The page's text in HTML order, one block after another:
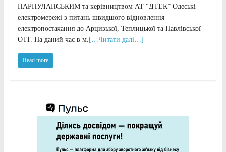
ПАРПУЛАНСЬКИМ та керівництвом АТ “ДТЕК” Одеські
електромережі з питань швидшого відновлення
електропостачання до Арцизької, Теплицької та Павлівської
ОТГ. На даний час в м. […Читати далі…]
Read more